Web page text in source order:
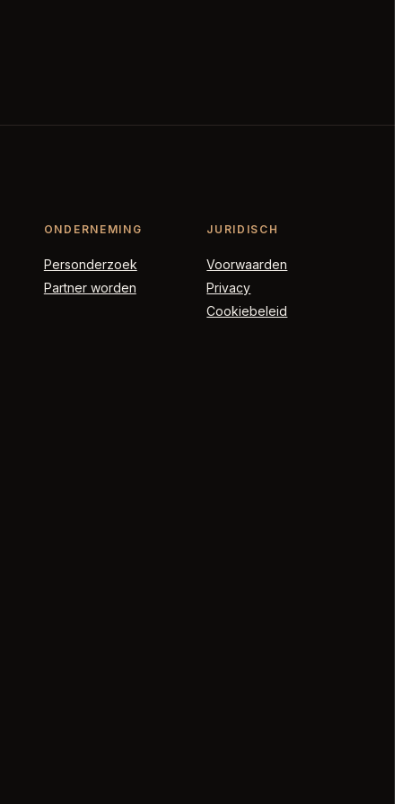
ONDERNEMING
Personderzoek
Partner worden
JURIDISCH
Voorwaarden
Privacy
Cookiebeleid